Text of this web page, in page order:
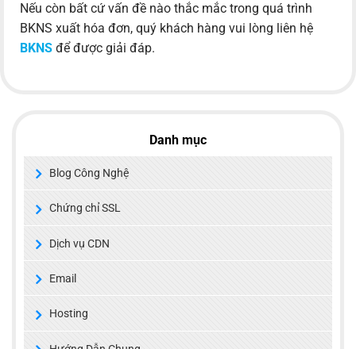
Nếu còn bất cứ vấn đề nào thắc mắc trong quá trình
BKNS xuất hóa đơn, quý khách hàng vui lòng liên hệ
BKNS để được giải đáp.
Danh mục
Blog Công Nghệ
Chứng chỉ SSL
Dịch vụ CDN
Email
Hosting